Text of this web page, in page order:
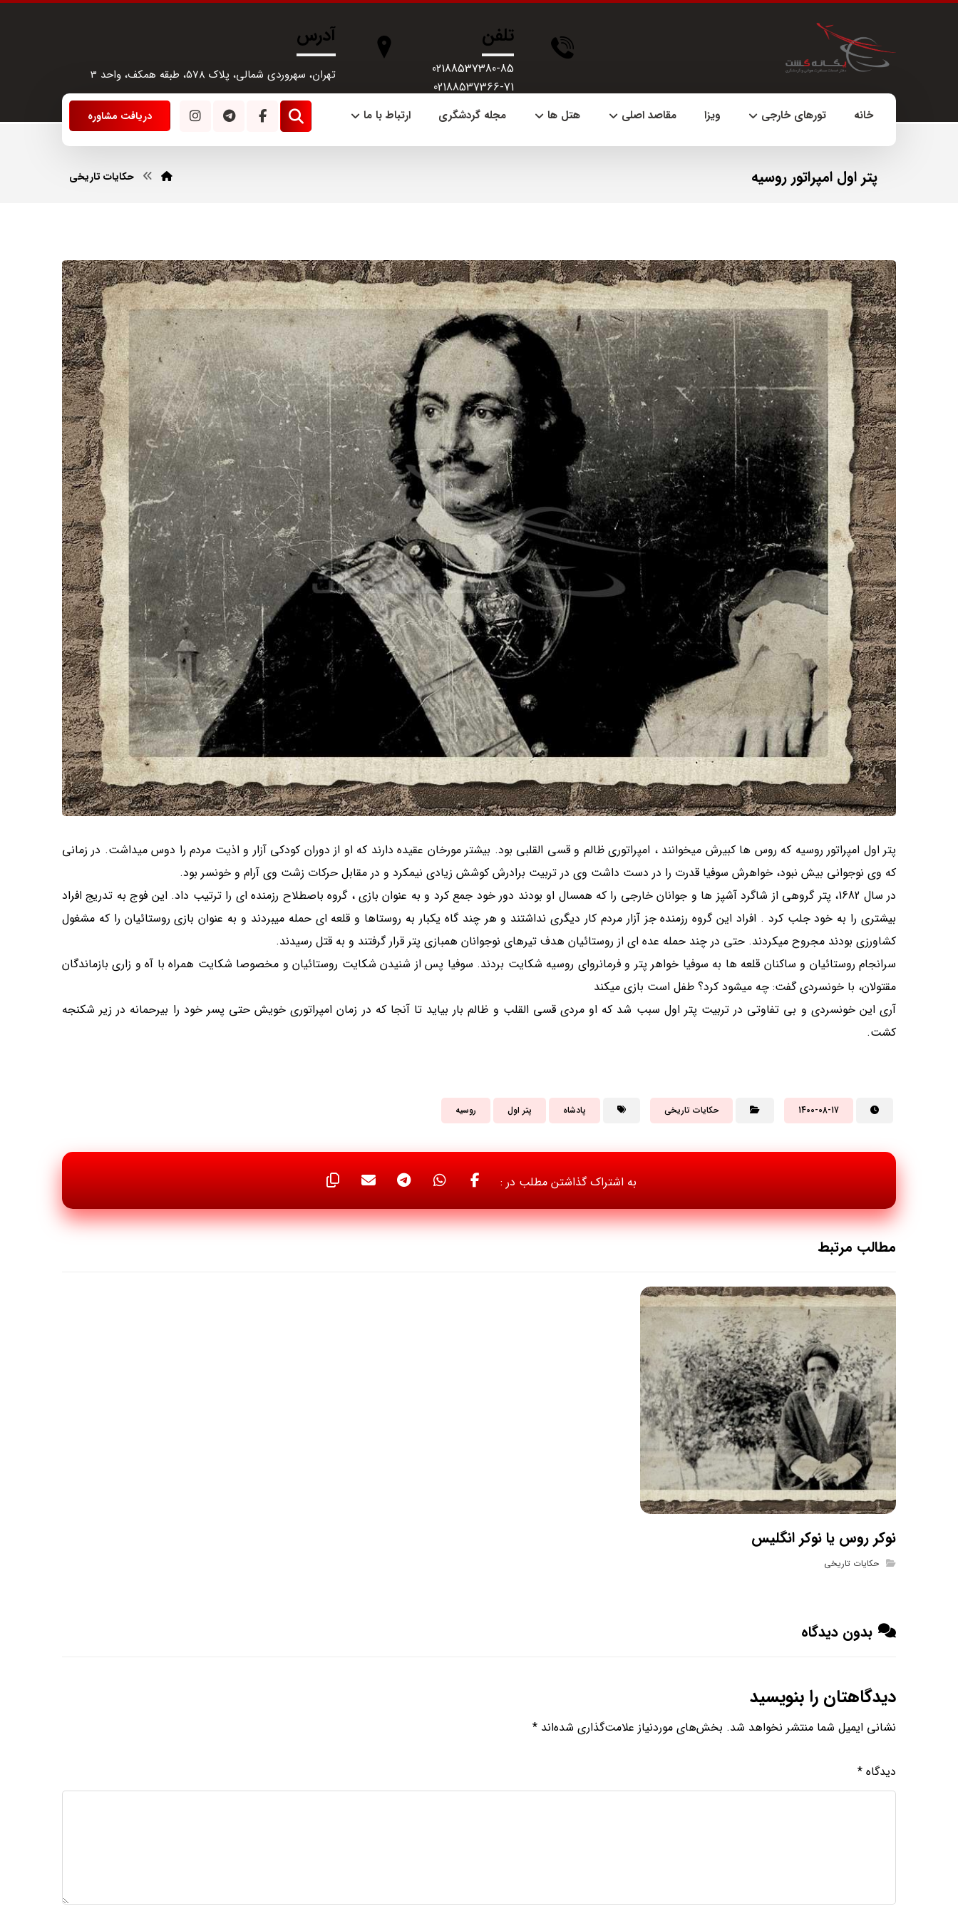
تلفن
02188537380-85
02188537366-71
آدرس
تهران، سهروردی شمالی، پلاک 578، طبقه همکف، واحد 3
خانه تورهای خارجی ویزا مقاصد اصلی هتل ها مجله گردشگری ارتباط با ما دریافت مشاوره
پتر اول امپراتور روسیه حکایات تاریخی
پتر اول امپراتور روسیه که روس ها کبیرش میخوانند ، امپراتوری ظالم و قسی القلبی بود. بیشتر مورخان عقیده دارند که او از دوران کودکی آزار و اذیت مردم را دوس میداشت. در زمانی
که وی نوجوانی بیش نبود، خواهرش سوفیا قدرت را در دست داشت وی در تربیت برادرش کوشش زیادی نیمکرد و در مقابل حرکات زشت وی آرام و خونسر بود.
در سال 1682، پتر گروهی از شاگرد آشپز ها و جوانان خارجی را که همسال او بودند دور خود جمع کرد و به عنوان بازی ، گروه باصطلاح رزمنده ای را ترتیب داد. این فوج به تدریج افراد
بیشتری را به خود جلب کرد . افراد این گروه رزمنده جز آزار مردم کار دیگری نداشتند و هر چند گاه یکبار به روستاها و قلعه ای حمله میبردند و به عنوان بازی روستائیان را که مشغول
کشاورزی بودند مجروح میکردند. حتی در چند حمله عده ای از روستائیان هدف تیرهای نوجوانان همبازی پتر قرار گرفتند و به قتل رسیدند.
سرانجام روستائیان و ساکنان قلعه ها به سوفیا خواهر پتر و فرمانروای روسیه شکایت بردند. سوفیا پس از شنیدن شکایت روستائیان و مخصوصا شکایت همراه با آه و زاری بازماندگان
مقتولان، با خونسردی گفت: چه میشود کرد؟ طفل است بازی میکند
آری این خونسردی و بی تفاوتی در تربیت پتر اول سبب شد که او مردی قسی القلب و ظالم بار بیاید تا آنجا که در زمان امپراتوری خویش حتی پسر خود را بیرحمانه در زیر شکنجه
کشت.
1400-08-17 حکایات تاریخی پادشاه پتر اول روسیه
مطالب مرتبط
نوکر روس یا نوکر انگلیس
حکایات تاریخی
بدون دیدگاه
دیدگاهتان را بنویسید
نشانی ایمیل شما منتشر نخواهد شد. بخش‌های موردنیاز علامت‌گذاری شده‌اند *
دیدگاه *